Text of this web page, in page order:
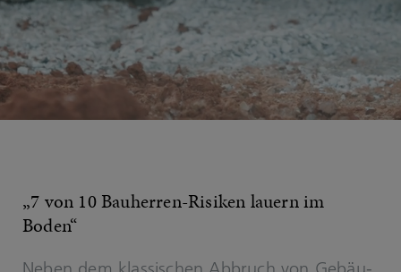
„7 von 10 Bauherren-​Risiken lau­ern im
Boden“